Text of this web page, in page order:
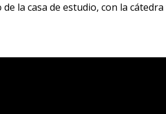
la casa de estudio, con la